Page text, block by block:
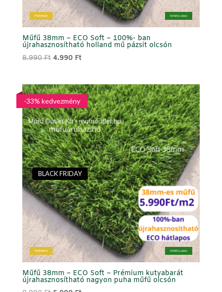
PRÉMIUM NYÁRI (sötét)
Műfű 38mm – ECO Soft – 100%- ban
újrahasznosítható holland mű pázsit olcsón
8.990Ft Original
8.990 Ft.
4.990 FtCurrent
4.990 Ft.
BLACK FRIDAY
PRÉMIUM NYÁRI (sötét)
-33% kedvezmény
Műfű 38mm – ECO Soft – Prémium kutyabarát
újrahasznosítható nagyon puha műfű olcsón